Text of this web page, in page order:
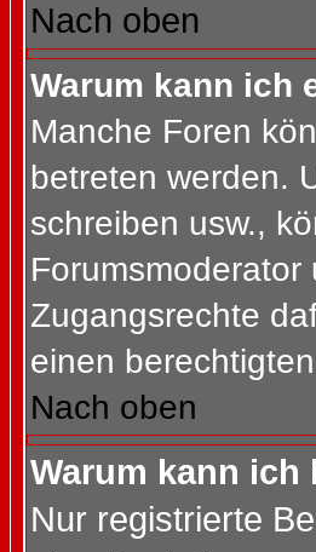
Nach oben
Warum kann ich
Manche Foren
betreten werden.
schreiben usw.,
Zugangsrechte
einen
Nach oben
Warum kann
Nur registrierte